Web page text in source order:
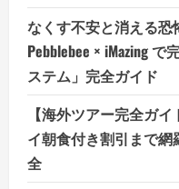
なくす不安と消える
Pebblebee × iMazing
ステム」完全ガイド
【海外ツアー完全ガ
イ朝食付き割引まで
全